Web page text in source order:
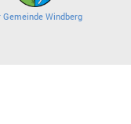
Gemeinde Windberg